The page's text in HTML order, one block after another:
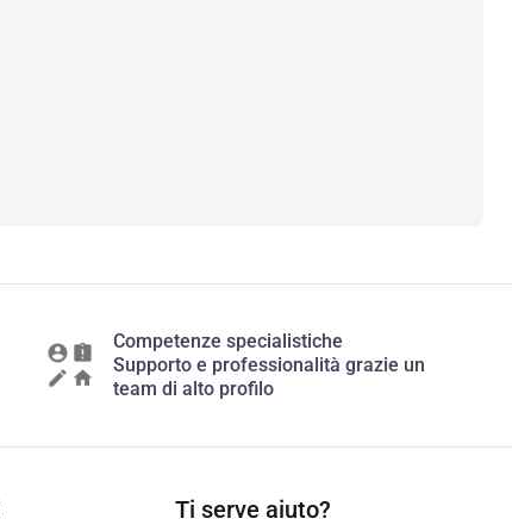
Competenze specialistiche
Supporto e professionalità grazie un
team di alto profilo
Ti serve aiuto?